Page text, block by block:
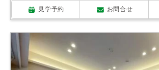
見学予約 お問合せ